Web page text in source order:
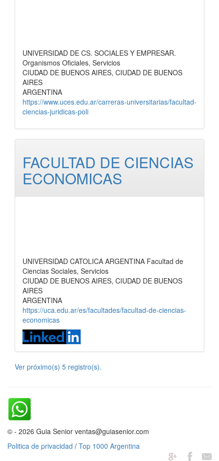
UNIVERSIDAD DE CS. SOCIALES Y EMPRESAR.
Organismos Oficiales, Servicios
CIUDAD DE BUENOS AIRES, CIUDAD DE BUENOS
AIRES
ARGENTINA
https://www.uces.edu.ar/carreras-universitarias/facultad-
ciencias-juridicas-poli
FACULTAD DE CIENCIAS
ECONOMICAS
UNIVERSIDAD CATOLICA ARGENTINA Facultad de
Ciencias Sociales, Servicios
CIUDAD DE BUENOS AIRES, CIUDAD DE BUENOS
AIRES
ARGENTINA
https://uca.edu.ar/es/facultades/facultad-de-ciencias-
economicas
Ver próximo(s) 5 registro(s).
© - 2026 Guia Senior ventas@guiasenior.com
Politica de privacidad / Top 1000 Argentina